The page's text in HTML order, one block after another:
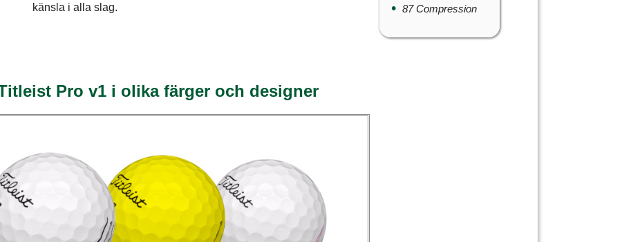
känsla i alla slag.
87 Compression
Pro v1 i olika färger och designer